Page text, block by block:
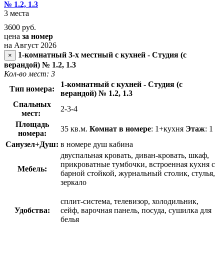
№ 1.2, 1.3
3 места
3600 руб.
цена за номер
на Август 2026
×
1-комнатный 3-х местный с кухней - Студия (с
верандой) № 1.2, 1.3
Кол-во мест: 3
Тип номера:
1-комнатный с кухней - Студия (с
верандой) № 1.2, 1.3
Спальных
мест:
2-3-4
Площадь
номера:
35 кв.м. Комнат в номере: 1+кухня Этаж: 1
Санузел+Душ: в номере душ кабина
Мебель:
двуспальная кровать, диван-кровать, шкаф,
прикроватные тумбочки, встроенная кухня с
барной стойкой, журнальный столик, стулья,
зеркало
Удобства:
сплит-система, телевизор, холодильник,
сейф, варочная панель, посуда, сушилка для
белья